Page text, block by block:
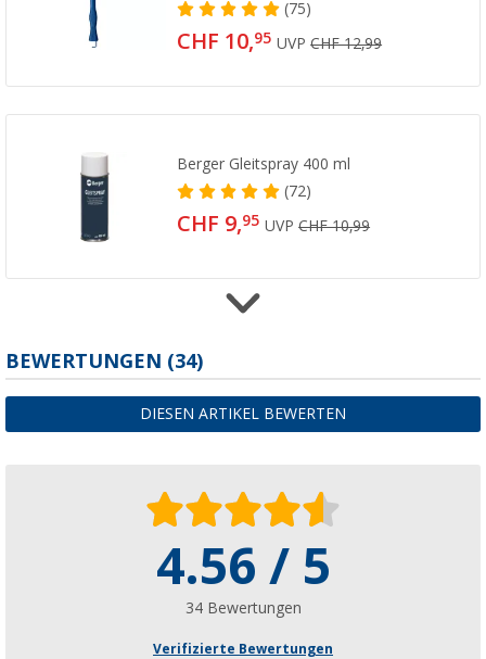
(75)
CHF 10,95 UVPCHF 12,99
Berger Gleitspray 400 ml
(72)
CHF 9,95 UVPCHF 10,99
Berger Gummihammer aus Holz mit
(29)
CHF 9,95 UVPCHF 11,99
BEWERTUNGEN (34)
DIESEN ARTIKEL BEWERTEN
4.56 / 5
34 Bewertungen
Verifizierte Bewertungen